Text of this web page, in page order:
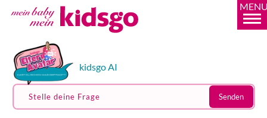
kidsgo AI
Stelle deine Frage Senden